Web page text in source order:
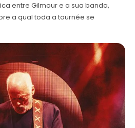
entre Gilmour e a sua banda,
a qual toda a tournée se